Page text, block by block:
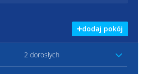
dodaj pokój
2 dorosłych